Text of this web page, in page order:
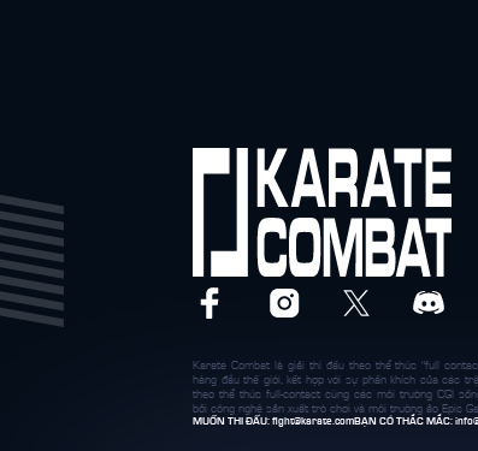
Karate Combat là giải thi đấu theo thể thức "full
hàng đầu thế giới, kết hợp với sự phấn khích của các
theo thể thức full-contact cùng các môi trường CGI
bởi công nghệ sản xuất trò chơi và môi trường ảo Epic
MUỐN THI ĐẤU: fight@karate.comBẠN CÓ THẮC MẮC: